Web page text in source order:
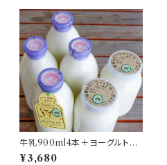
牛乳900ml4本＋ヨーグルト90
0g2本 セット
¥3,680